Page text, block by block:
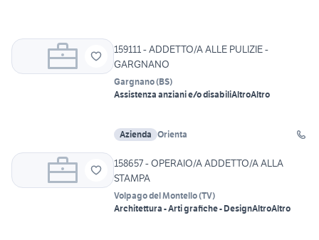
159111 - ADDETTO/A ALLE PULIZIE -
GARGNANO
Gargnano(BS)
Assistenza anziani e/o disabiliAltroAltro
Azienda Orienta
158657 - OPERAIO/A ADDETTO/A ALLA
STAMPA
Volpago del Montello(TV)
Architettura - Arti grafiche - DesignAltroAltro